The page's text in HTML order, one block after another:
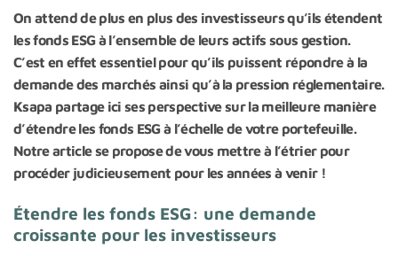
On attend de plus en plus des investisseurs qu’ils étendent
les fonds ESG à l’ensemble de leurs actifs sous gestion.
C’est en effet essentiel pour qu’ils puissent répondre à la
demande des marchés ainsi qu’à la pression réglementaire.
Ksapa partage ici ses perspective sur la meilleure manière
d’étendre les fonds ESG à l’échelle de votre portefeuille.
Notre article se propose de vous mettre à l’étrier pour
procéder judicieusement pour les années à venir !
Étendre les fonds ESG: une demande
croissante pour les investisseurs